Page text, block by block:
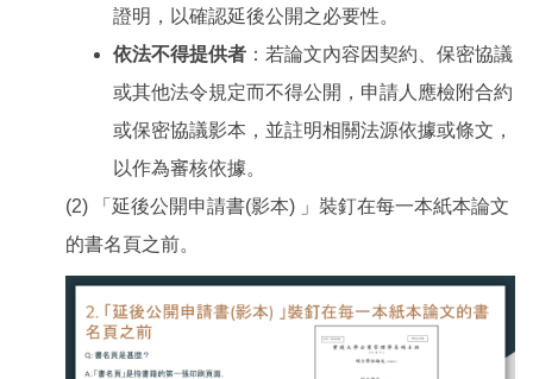
證明，以確認延後公開之必要性。
依法不得提供者 ：若論文內容因契約、保密協議
或其他法令規定而不得公開，申請人應檢附合約
或保密協議影本，並註明相關法源依據或條文，
以作為審核依據。
(2) 「延後公開申請書(影本) 」裝釘在每一本紙本論文
的書名頁之前。